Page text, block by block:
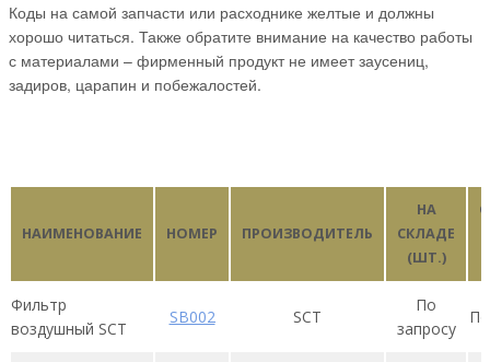
Коды на самой запчасти или расходнике желтые и должны
хорошо читаться. Также обратите внимание на качество работы
с материалами – фирменный продукт не имеет заусениц,
задиров, царапин и побежалостей.
НАИМЕНОВАНИЕ НОМЕР ПРОИЗВОДИТЕЛЬ
НА
СКЛАДЕ
(ШТ.)
Фильтр
воздушный SCT
SB002 SСT
По
запросу